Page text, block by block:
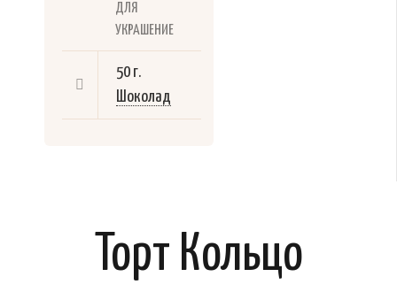
ДЛЯ
УКРАШЕНИЕ
50 г.
Шоколад
Торт Кольцо